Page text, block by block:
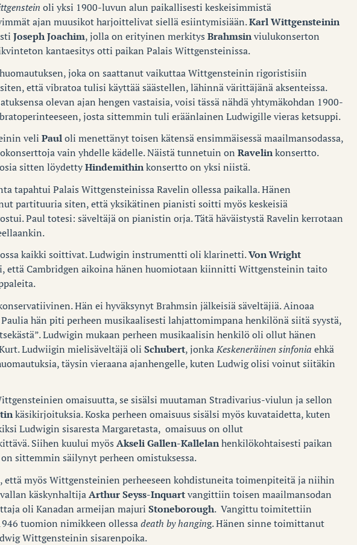
oli yksi 1900-luvun alun paikallisesti keskeisimmistä
ajan muusikot harjoittelivat siellä esiintymisiään.Karl Wittgensteinin
Joseph Joachim, jolla on erityinen merkitys Brahmsinviulukonserton
kantaesitys otti paikan Palais Wittgensteinissa.
joka on saattanut vaikuttaa Wittgensteinin rigoristisiin
että vibratoa tulisi käyttää säästellen, lähinnä värittäjänä aksenteissa.
olevan ajan hengen vastaisia, voisi tässä nähdä yhtymäkohdan 1900-
josta sittemmin tuli eräänlainen Ludwigille vieras ketsuppi.
veli Pauloli menettänyt toisen kätensä ensimmäisessä maailmansodassa,
vain yhdelle kädelle. Näistä tunnetuin on Ravelinkonsertto.
sitten löydettyHindemithinkonsertto on yksi niistä.
tapahtui Palais Wittgensteinissa Ravelin ollessa paikalla. Hänen
partituuria siten, että yksikätinen pianisti soitti myös keskeisiä
Paul totesi: säveltäjä on pianistin orja. Tätä häväistystä Ravelin kerrotaan
kaikki soittivat. Ludwigin instrumentti oli klarinetti.Von Wright
että Cambridgen aikoina hänen huomiotaan kiinnitti Wittgensteinin taito
Hän ei hyväksynyt Brahmsin jälkeisiä säveltäjiä. Ainoaa
hän piti perheen musikaalisesti lahjattomimpana henkilönä siitä syystä,
Ludwigin mukaan perheen musikaalisin henkilö oli ollut hänen
Ludwiigin mielisäveltäjä oli Schubert, jonkaKeskeneräinen sinfonia ehkä
täysin vieraana ajanhengelle, kuten Ludwig olisi voinut siitäkin
omaisuutta, se sisälsi muutaman Stradivarius-viulun ja sellon
käsikirjoituksia. Koska perheen omaisuus sisälsi myös kuvataidetta, kuten
Ludwigin sisaresta Margaretasta, omaisuus on ollut
Siihen kuului myös Akseli Gallen-Kallelanhenkilökohtaisesti paikan
sittemmin säilynyt perheen omistuksessa.
että myös Wittgensteinien perheeseen kohdistuneita toimenpiteitä ja niihin
käskynhaltijaArthur Seyss-Inquartvangittiin toisen maailmansodan
oli Kanadan armeijan majuri Stoneborough. Vangittu toimitettiin
tuomion nimikkeen ollessadeath by hanging. Hänen sinne toimittanut
Wittgensteinin sisarenpoika.